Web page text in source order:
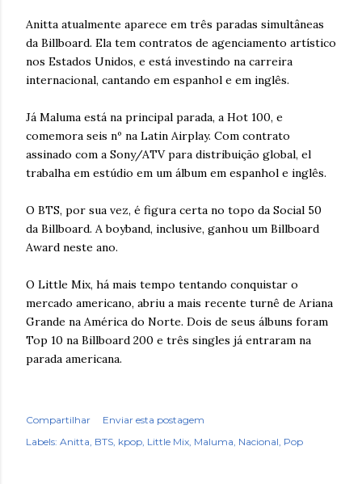
Anitta atualmente aparece em três paradas simultâneas
da Billboard. Ela tem contratos de agenciamento artístico
nos Estados Unidos, e está investindo na carreira
internacional, cantando em espanhol e em inglês.
Já Maluma está na principal parada, a Hot 100, e
comemora seis nº na Latin Airplay. Com contrato
assinado com a Sony/ATV para distribuição global, el
trabalha em estúdio em um álbum em espanhol e inglês.
O BTS, por sua vez, é figura certa no topo da Social 50
da Billboard. A boyband, inclusive, ganhou um Billboard
Award neste ano.
O Little Mix, há mais tempo tentando conquistar o
mercado americano, abriu a mais recente turnê de Ariana
Grande na América do Norte. Dois de seus álbuns foram
Top 10 na Billboard 200 e três singles já entraram na
parada americana.
Compartilhar
Enviar esta postagem
Labels: Anitta BTS kpop Little Mix Maluma Nacional Pop